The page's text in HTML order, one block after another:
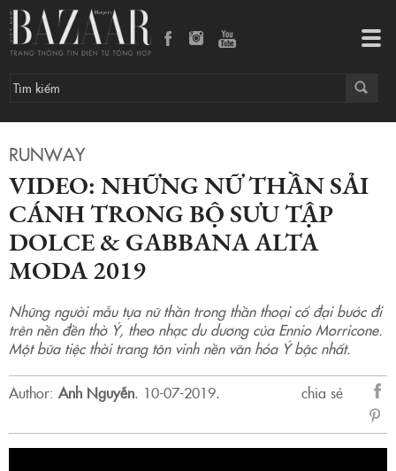
RUNWAY
VIDEO: NHỮNG NỮ THẦN SẢI
CÁNH TRONG BỘ SƯU TẬP
DOLCE & GABBANA ALTA
MODA 2019
Những người mẫu tựa nữ thần trong thần thoại cổ đại bước đi
trên nền đền thờ Ý, theo nhạc du dương của Ennio Morricone.
Một bữa tiệc thời trang tôn vinh nền văn hóa Ý bậc nhất.
Author: Anh Nguyễn. 10-07-2019.
chia sẻ
sẻ